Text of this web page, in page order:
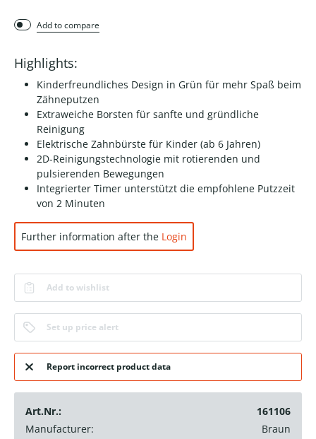
Add to compare
Highlights:
Kinderfreundliches Design in Grün für mehr Spaß beim
Zähneputzen
Extraweiche Borsten für sanfte und gründliche
Reinigung
Elektrische Zahnbürste für Kinder (ab 6 Jahren)
2D-Reinigungstechnologie mit rotierenden und
pulsierenden Bewegungen
Integrierter Timer unterstützt die empfohlene Putzzeit
von 2 Minuten
Further information after the Login
Add to wishlist
Set up price alert
Report incorrect product data
Art.Nr.:
161106
Manufacturer:
Braun